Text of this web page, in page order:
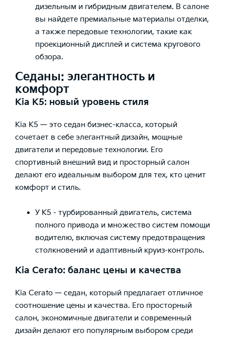
дизельным и гибридным двигателем. В салоне
вы найдете премиальные материалы отделки,
а также передовые технологии, такие как
проекционный дисплей и система кругового
обзора.
Седаны: элегантность и
комфорт
Kia K5: новый уровень стиля
Kia K5 — это седан бизнес-класса, который
сочетает в себе элегантный дизайн, мощные
двигатели и передовые технологии. Его
спортивный внешний вид и просторный салон
делают его идеальным выбором для тех, кто ценит
комфорт и стиль.
У K5 - турбированный двигатель, система
полного привода и множество систем помощи
водителю, включая систему предотвращения
столкновений и адаптивный круиз-контроль.
Kia Cerato: баланс цены и качества
Kia Cerato — седан, который предлагает отличное
соотношение цены и качества. Его просторный
салон, экономичные двигатели и современный
дизайн делают его популярным выбором среди